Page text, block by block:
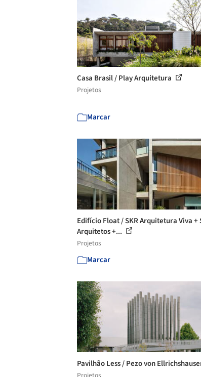
Casa Brasil / Play Arquitetura
Projetos
Marcar
Edifício Float / SKR Arquitetura Viva +
Arquitetos +...
Projetos
Marcar
Pavilhão Less / Pezo von